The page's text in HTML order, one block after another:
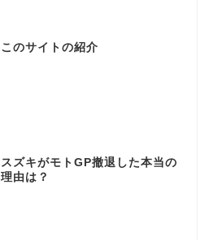
このサイトの紹介
スズキがモトGP撤退した本当の
理由は？